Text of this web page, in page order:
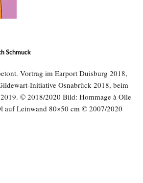
Schmuck
Vortrag im Earport Duisburg 2018,
Initiative Osnabrück 2018, beim
© 2018/2020 Bild: Hommage à Olle
auf Leinwand 80×50 cm © 2007/2020